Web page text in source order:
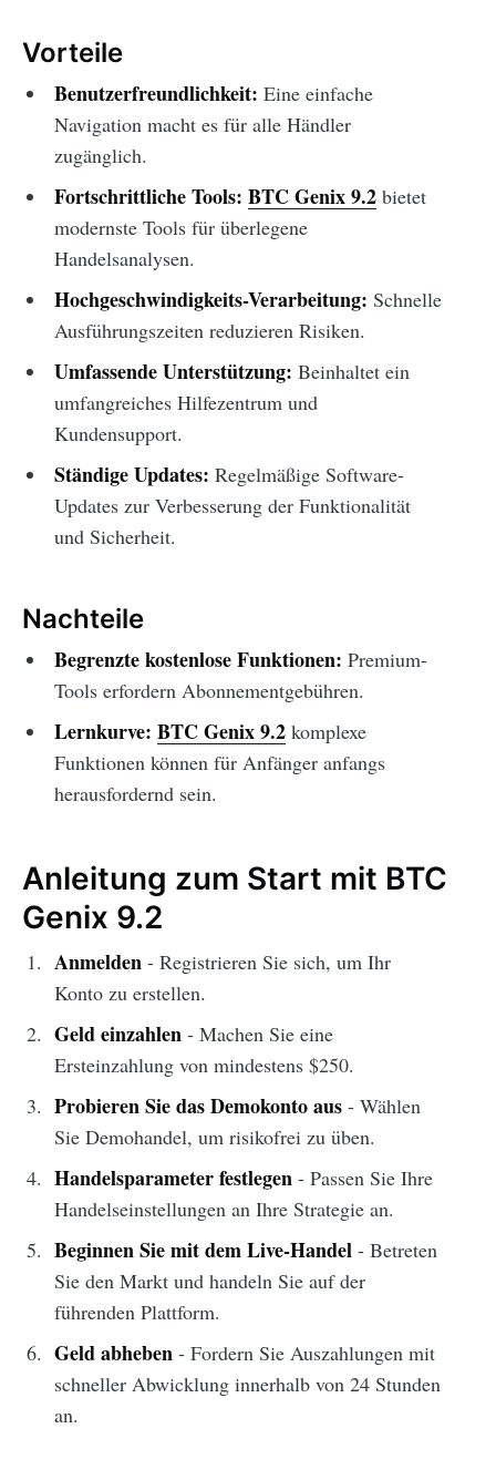
Vorteile
Benutzerfreundlichkeit: Eine einfache
Navigation macht es für alle Händler
zugänglich.
Fortschrittliche Tools: BTC Genix 9.2bietet
modernste Tools für überlegene
Handelsanalysen.
Hochgeschwindigkeits-Verarbeitung: Schnelle
Ausführungszeiten reduzieren Risiken.
Umfassende Unterstützung: Beinhaltet ein
umfangreiches Hilfezentrum und
Kundensupport.
Ständige Updates: Regelmäßige Software-
Updates zur Verbesserung der Funktionalität
und Sicherheit.
Nachteile
Begrenzte kostenlose Funktionen: Premium-
Tools erfordern Abonnementgebühren.
Lernkurve: BTC Genix 9.2komplexe
Funktionen können für Anfänger anfangs
herausfordernd sein.
Anleitung zum Start mit BTC
Genix 9.2
Anmelden- Registrieren Sie sich, um Ihr
Konto zu erstellen.
Geld einzahlen- Machen Sie eine
Ersteinzahlung von mindestens $250.
Probieren Sie das Demokonto aus- Wählen
Sie Demohandel, um risikofrei zu üben.
Handelsparameter festlegen- Passen Sie Ihre
Handelseinstellungen an Ihre Strategie an.
Beginnen Sie mit dem Live-Handel- Betreten
Sie den Markt und handeln Sie auf der
führenden Plattform.
Geld abheben- Fordern Sie Auszahlungen mit
schneller Abwicklung innerhalb von 24 Stunden
an.